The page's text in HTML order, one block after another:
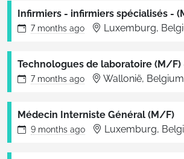
Infirmiers - infirmiers spécialisés -
7 months ago Luxemburg,
7 months ago Wallonië, Belgium
Médecin Interniste Général (M/F)
9 months ago Luxemburg,